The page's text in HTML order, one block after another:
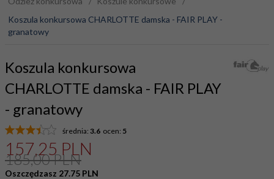
Koszula konkursowa CHARLOTTE damska - FAIR PLAY -
granatowy
Koszula konkursowa
CHARLOTTE damska - FAIR PLAY
- granatowy
średnia: 3.6 ocen: 5
157,25 PLN
185,00 PLN
Oszczędzasz 27.75 PLN